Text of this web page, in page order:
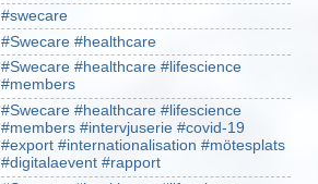
#swecare
#Swecare #healthcare
#Swecare #healthcare #lifescience
#members
#Swecare #healthcare #lifescience
#members #intervjuserie #covid-19
#export #internationalisation #mötesplats
#digitalaevent #rapport